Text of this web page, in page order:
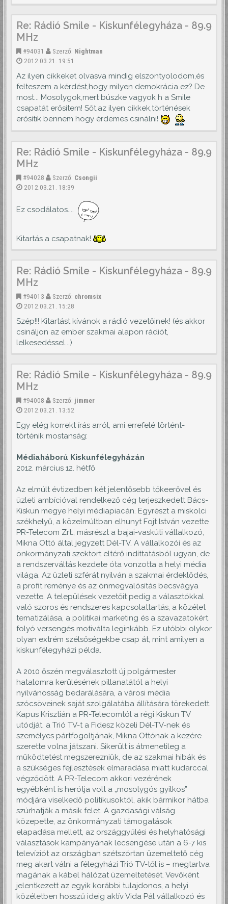
Re: Rádió Smile - Kiskunfélegyháza - 89.9
MHz
#94031 Szerző: Nightman
2012.03.21. 19:51
Az ilyen cikkeket olvasva mindig elszontyolodom,és
felteszem a kérdést,hogy milyen demokrácia ez? De
most... Mosolygok,mert búszke vagyok h a Smile
csapatát erősítem! Sőt,az ilyen cikkek,történések
erősítik bennem hogy érdemes csinálni!
Re: Rádió Smile - Kiskunfélegyháza - 89.9
MHz
#94028 Szerző: Csongii
2012.03.21. 18:39
Ez csodálatos....
Kitartás a csapatnak!
Re: Rádió Smile - Kiskunfélegyháza - 89.9
MHz
#94013 Szerző: chromsix
2012.03.21. 15:28
Szép!!! Kitartást kívánok a rádió vezetőinek! (és akkor
csináljon az ember szakmai alapon rádiót,
lelkesedéssel...)
Re: Rádió Smile - Kiskunfélegyháza - 89.9
MHz
#94008 Szerző: jimmer
2012.03.21. 13:52
Egy elég korrekt írás arról, ami errefelé történt-
történik mostanság:
Médiaháború Kiskunfélegyházán
2012. március 12. hétfő
Az elmúlt évtizedben két jelentősebb tőkeerővel és
üzleti ambícióval rendelkező cég terjeszkedett Bács-
Kiskun megye helyi médiapiacán. Egyrészt a miskolci
székhelyű, a közelmúltban elhunyt Fojt István vezette
PR-Telecom Zrt., másrészt a bajai-vaskúti vállalkozó,
Mikna Ottó által jegyzett Dél-TV. A vállalkozói és az
önkormányzati szektort eltérő indíttatásból ugyan, de
a rendszerváltás kezdete óta vonzotta a helyi média
világa. Az üzleti szférát nyilván a szakmai érdeklődés,
a profit reménye és az önmegvalósítás becsvágya
vezette. A települések vezetőit pedig a választókkal
való szoros és rendszeres kapcsolattartás, a közélet
tematizálása, a politikai marketing és a szavazatokért
folyó versengés motiválta leginkább. Ez utóbbi olykor
olyan extrém szélsőségekbe csap át, mint amilyen a
kiskunfélegyházi példa.
A 2010 őszén megválasztott új polgármester
hatalomra kerülésének pillanatától a helyi
nyilvánosság bedarálására, a városi média
szócsöveinek saját szolgálatába állítására törekedett.
Kapus Krisztián a PR-Telecomtól a régi Kiskun TV
utódját, a Trió TV-t a Fidesz közeli Dél-TV-nek és
személyes pártfogoltjának, Mikna Ottónak a kezére
szerette volna játszani. Sikerült is átmenetileg a
működtetést megszerezniük, de az szakmai hibák és
a szükséges fejlesztések elmaradása miatt kudarccal
végződött. A PR-Telecom akkori vezérének
egyébként is herótja volt a „mosolygós gyilkos”
módjára viselkedő politikusoktól, akik bármikor hátba
szúrhatják a másik felet. A gazdasági válság
közepette, az önkormányzati támogatások
elapadása mellett, az országgyűlési és helyhatósági
választások kampányának lecsengése után a 6-7 kis
televíziót az országban szétszórtan üzemeltető cég
meg akart válni a félegyházi Trió TV-től is – megtartva
magának a kábel hálózat üzemeltetését. Vevőként
jelentkezett az egyik korábbi tulajdonos, a helyi
közéletben hosszú ideig aktív Vida Pál vállalkozó és